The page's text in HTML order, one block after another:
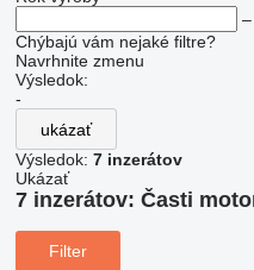
–
Chýbajú vám nejaké filtre?
Navrhnite zmenu
Výsledok:
-
ukázať
Výsledok: 7 inzerátov
Ukázať
7 inzerátov: Časti
Filter